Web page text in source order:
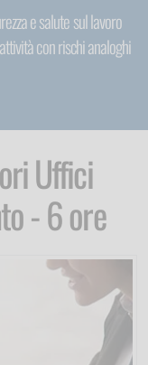
e salute sul lavoro
con rischi analoghi
Uffici
- 6 ore